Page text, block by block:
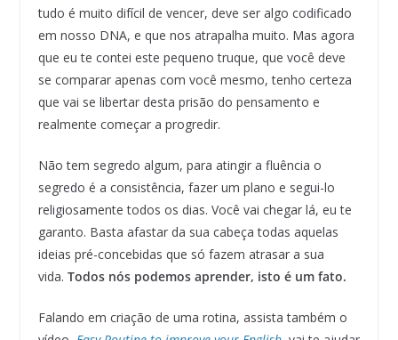
tudo é muito difícil de vencer, deve ser algo codificado
em nosso DNA, e que nos atrapalha muito. Mas agora
que eu te contei este pequeno truque, que você deve
se comparar apenas com você mesmo, tenho certeza
que vai se libertar desta prisão do pensamento e
realmente começar a progredir.
Não tem segredo algum, para atingir a fluência o
segredo é a consistência, fazer um plano e segui-lo
religiosamente todos os dias. Você vai chegar lá, eu te
garanto. Basta afastar da sua cabeça todas aquelas
ideias pré-concebidas que só fazem atrasar a sua
vida. Todos nós podemos aprender, isto é um fato.
Falando em criação de uma rotina, assista também o